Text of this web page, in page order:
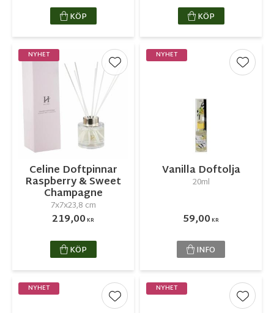
KÖP KÖP
Celine Doftpinnar
Raspberry & Sweet
Champagne
7x7x23,8 cm
219,00KR
NYHET
Lägg till i favoriter
KÖP
Vanilla Doftolja
20ml
59,00KR
NYHET
Lägg
INFO
NYHET
Lägg till i favoriter
NYHET
Lägg